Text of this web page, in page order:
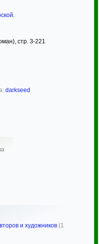
.
стр. 3-221
darkseed
и художников (1